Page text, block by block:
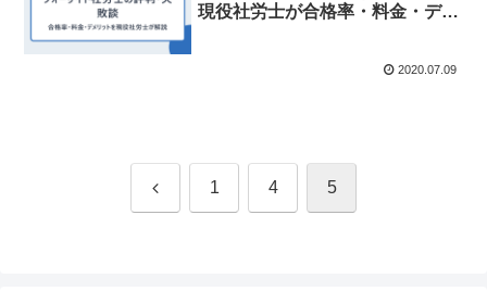
現役社労士が合格率・料金・デメ
2020.07.09
前 1 4 5